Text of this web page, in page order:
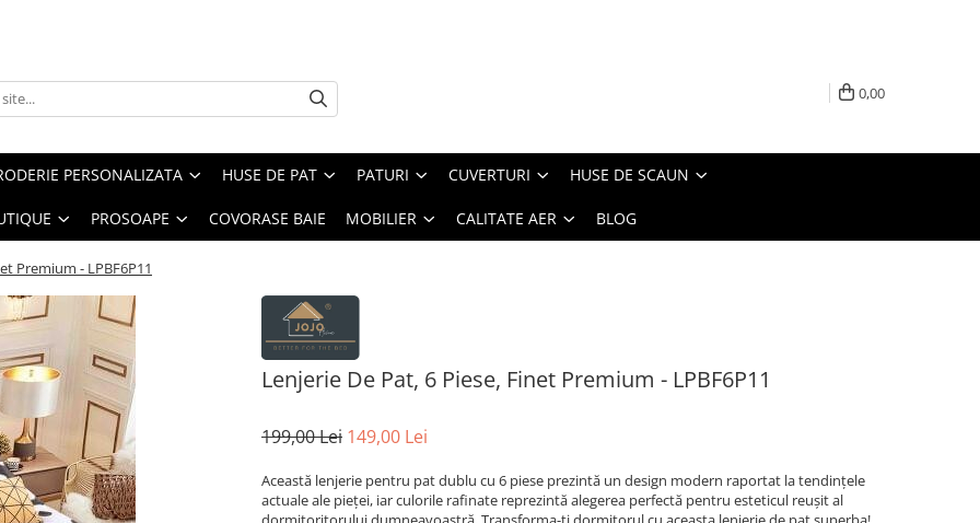
0,00
PERSONALIZATA HUSE DE PAT PATURI CUVERTURI HUSE DE SCAUN
PROSOAPE COVORASE BAIE MOBILIER CALITATE AER BLOG
Premium - LPBF6P11
Lenjerie De Pat, 6 Piese, Finet Premium - LPBF6P11
199,00 Lei 149,00 Lei
Această lenjerie pentru pat dublu cu 6 piese prezintă un design modern raportat la tendințele
actuale ale pieței, iar culorile rafinate reprezintă alegerea perfectă pentru esteticul reușit al